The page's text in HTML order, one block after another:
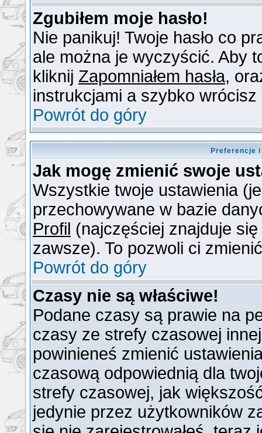
Zgubiłem moje hasło!
Nie panikuj! Twoje hasło co
ale można je wyczyścić. Aby
kliknij Zapomniałem hasła,
instrukcjami a szybko wrócisz
Powrót do góry
Preferencje
Jak mogę zmienić swoje
Wszystkie twoje ustawienia
przechowywane w bazie
Profil (najczęściej znajduje
zawsze). To pozwoli ci
Powrót do góry
Czasy nie są właściwe!
Podane czasy są prawie na
czasy ze strefy czasowej
powinieneś zmienić
czasową odpowiednią dla
strefy czasowej, jak
jedynie przez użytkowników